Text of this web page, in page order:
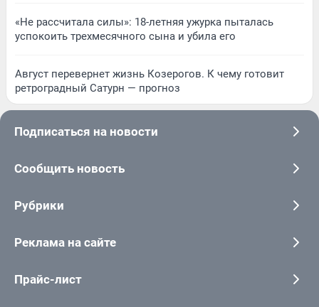
«Не рассчитала силы»: 18-летняя ужурка пыталась
успокоить трехмесячного сына и убила его
Август перевернет жизнь Козерогов. К чему готовит
ретроградный Сатурн — прогноз
Подписаться на новости
Сообщить новость
Рубрики
Реклама на сайте
Прайс-лист